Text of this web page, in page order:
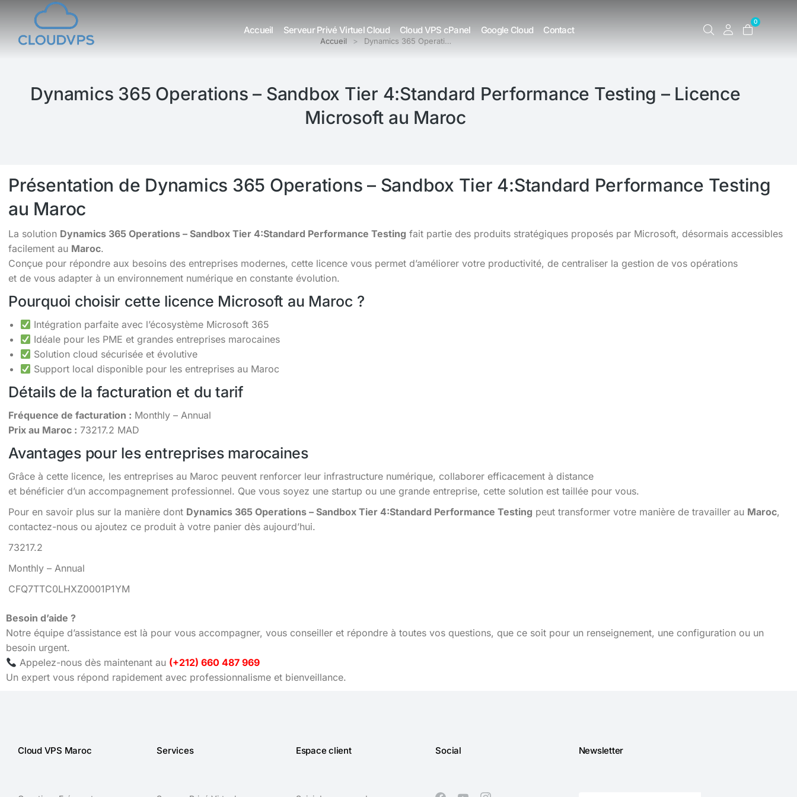
Accueil Serveur Privé Virtuel Cloud Cloud VPS cPanel Google Cloud Contact
0
Vous êtes ici : Accueil Dynamics 365 Operati…
Dynamics 365 Operations – Sandbox Tier 4:Standard Performance Testing – Licence
Microsoft au Maroc
Présentation de Dynamics 365 Operations – Sandbox Tier 4:Standard Performance Testing
au Maroc
La solution Dynamics 365 Operations – Sandbox Tier 4:Standard Performance Testing fait partie des produits stratégiques proposés par Microsoft, désormais accessibles
facilement au Maroc.
Conçue pour répondre aux besoins des entreprises modernes, cette licence vous permet d’améliorer votre productivité, de centraliser la gestion de vos opérations
et de vous adapter à un environnement numérique en constante évolution.
Pourquoi choisir cette licence Microsoft au Maroc ?
Intégration parfaite avec l’écosystème Microsoft 365
Idéale pour les PME et grandes entreprises marocaines
Solution cloud sécurisée et évolutive
Support local disponible pour les entreprises au Maroc
Détails de la facturation et du tarif
Fréquence de facturation : Monthly – Annual
Prix au Maroc : 73217.2 MAD
Avantages pour les entreprises marocaines
Grâce à cette licence, les entreprises au Maroc peuvent renforcer leur infrastructure numérique, collaborer efficacement à distance
et bénéficier d’un accompagnement professionnel. Que vous soyez une startup ou une grande entreprise, cette solution est taillée pour vous.
Pour en savoir plus sur la manière dont Dynamics 365 Operations – Sandbox Tier 4:Standard Performance Testing peut transformer votre manière de travailler au Maroc,
contactez-nous ou ajoutez ce produit à votre panier dès aujourd’hui.
73217.2
Monthly – Annual
CFQ7TTC0LHXZ0001P1YM
Besoin d’aide ?
Notre équipe d’assistance est là pour vous accompagner, vous conseiller et répondre à toutes vos questions, que ce soit pour un renseignement, une configuration ou un
besoin urgent.
Appelez-nous dès maintenant au (+212) 660 487 969
Un expert vous répond rapidement avec professionnalisme et bienveillance.
Cloud VPS Maroc Services Espace client Social Newsletter